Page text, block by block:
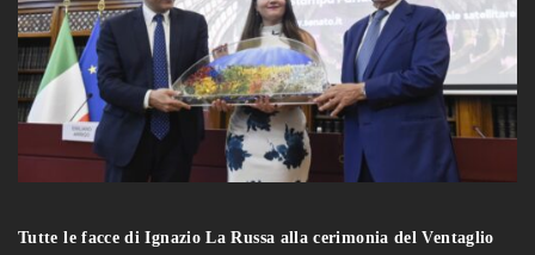
Tutte le facce di Ignazio La Russa alla cerimonia del Ventaglio